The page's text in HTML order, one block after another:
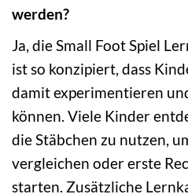
werden?
Ja, die Small Foot Spiel
ist so konzipiert, dass
damit experimentieren
können. Viele Kinder
die Stäbchen zu nutzen,
vergleichen oder erste
starten. Zusätzliche